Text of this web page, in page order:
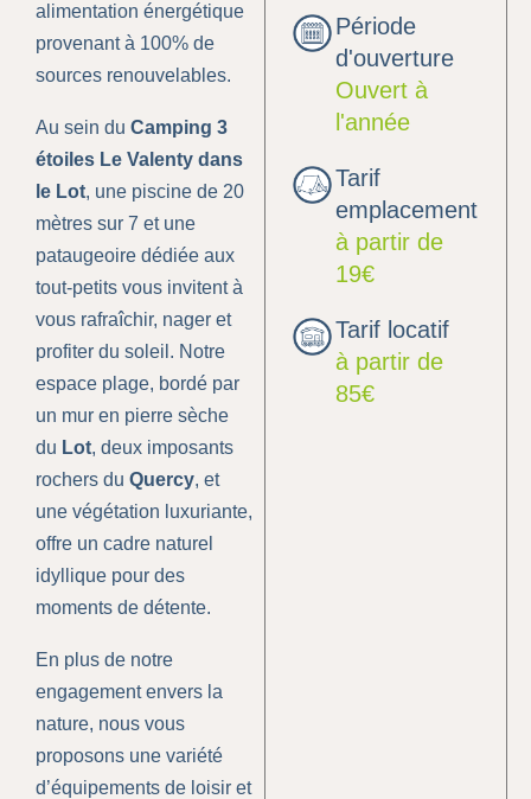
alimentation énergétique
provenant à 100% de
sources renouvelables.
Au sein du Camping 3
étoiles Le Valenty dans
le Lot, une piscine de 20
mètres sur 7 et une
pataugeoire dédiée aux
tout-petits vous invitent à
vous rafraîchir, nager et
profiter du soleil. Notre
espace plage, bordé par
un mur en pierre sèche
du Lot, deux imposants
rochers du Quercy, et
une végétation luxuriante,
offre un cadre naturel
idyllique pour des
moments de détente.
En plus de notre
engagement envers la
nature, nous vous
proposons une variété
d’équipements de loisir et
Période
d'ouverture
Ouvert à
l'année
Tarif
emplacement
à partir de
19€
Tarif locatif
à partir de
85€